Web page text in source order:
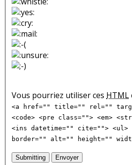
Vous pourriez utiliser ces HTML
<a href="" title="" rel=""
<code> <pre class=""> <em>
<ins datetime="" cite="">
border="" alt="" height=""
Submitting Envoyer